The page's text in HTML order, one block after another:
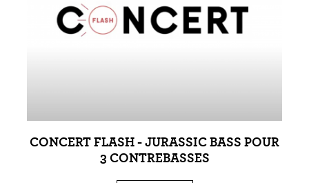
CONCERT FLASH - JURASSIC BASS POUR
3 CONTREBASSES